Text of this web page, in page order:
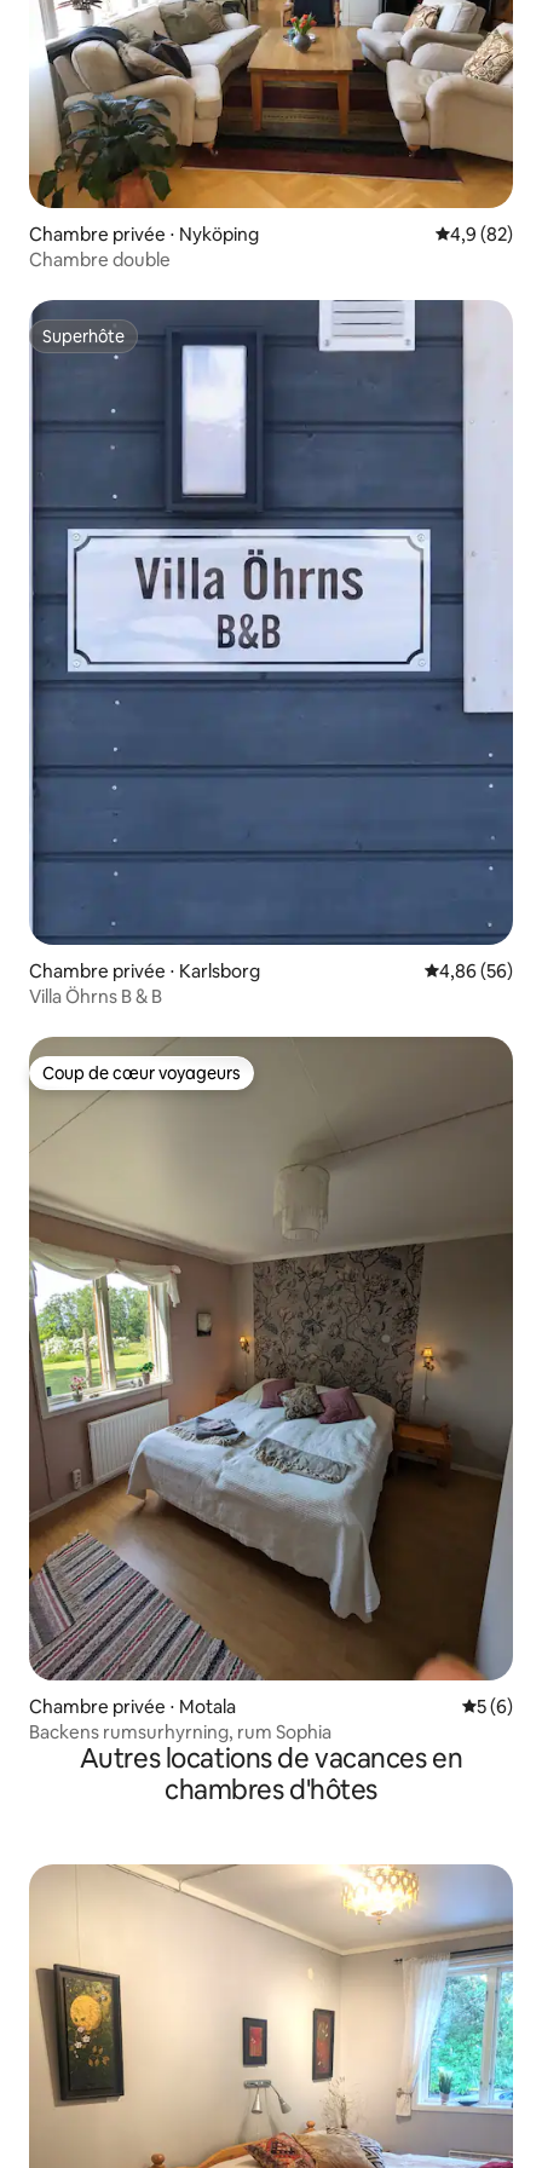
Chambre privée ⋅ Nyköping Évaluation
4,9 (82)
Chambre double
Superhôte
Superhôte
Chambre privée ⋅ Karlsborg Évaluation
4,86 (56)
Villa Öhrns B & B
Coup de cœur voyageurs
Coup de cœur voyageurs
Chambre privée ⋅ Motala
5 (6)
Backens rumsurhyrning, rum Sophia
Autres locations de vacances en
chambres d'hôtes